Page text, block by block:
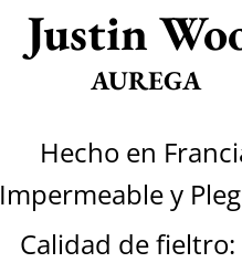
Justin
AUREGA
Hecho en
Impermeable y
Calidad de fieltro: